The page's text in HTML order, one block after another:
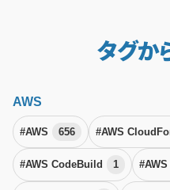
タグか
AWS
#AWS 656 #AWS
#AWS CodeBuild 1